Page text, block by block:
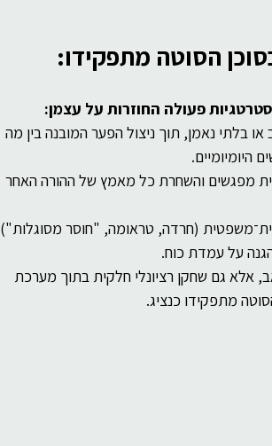
הסוטה מתפקידו:
פעולה החוזרות על עצמן:
בלתי נאמן, תוך ניצול הפער המובנה בין מה
מפגשים והשחרת כל מאמץ של ההורה האחר
(חרדה, טראומה, "חוסר מסוגלות")
על עמדת כוח.
אלא גם שחקן רציונלי חלקית בתוך מערכת
מתפקידו כנציג.